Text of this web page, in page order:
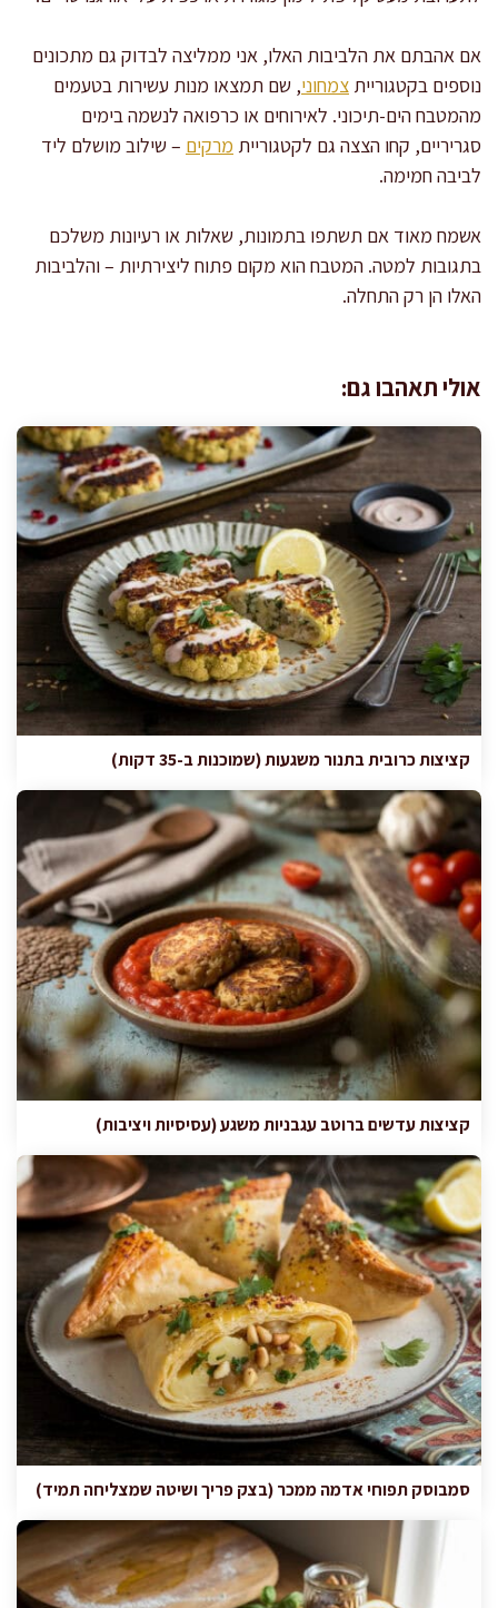
אם אהבתם את הלביבות האלו, אני ממליצה לבדוק גם מתכונים
נוספים בקטגוריית צמחוני, שם תמצאו מנות עשירות בטעמים
מהמטבח הים-תיכוני. לאירוחים או כרפואה לנשמה בימים
סגריריים, קחו הצצה גם לקטגוריית מרקים – שילוב מושלם ליד
לביבה חמימה.
אשמח מאוד אם תשתפו בתמונות, שאלות או רעיונות משלכם
בתגובות למטה. המטבח הוא מקום פתוח ליצירתיות – והלביבות
האלו הן רק התחלה.
אולי תאהבו גם:
קציצות כרובית בתנור משגעות (שמוכנות ב-35 דקות)
קציצות עדשים ברוטב עגבניות משגע (עסיסיות ויציבות)
סמבוסק תפוחי אדמה ממכר (בצק פריך ושיטה שמצליחה תמיד)